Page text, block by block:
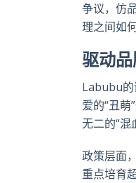
争议，仿
理之间如
驱动
Labubu
爱的“丑
无二的“混
政策层面
重点培育